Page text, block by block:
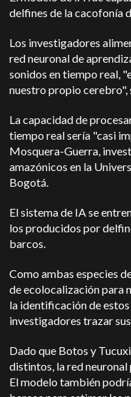
delfines de la cacofonía
Los investigadores
red neuronal de
sonidos en tiempo real,
nuestro propio cerebro",
La capacidad de
tiempo real sería "casi
Mosquera-Guerra,
amazónicos en la
Bogotá.
El sistema de IA se
los producidos por
barcos.
Como ambas especies
de ecolocalización para
la identificación de
investigadores trazar
Dado que Botos y
distintos, la red
El modelo también